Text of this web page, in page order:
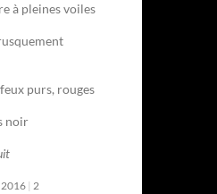
à pleines voiles
purs, rouges
noir
2016 2